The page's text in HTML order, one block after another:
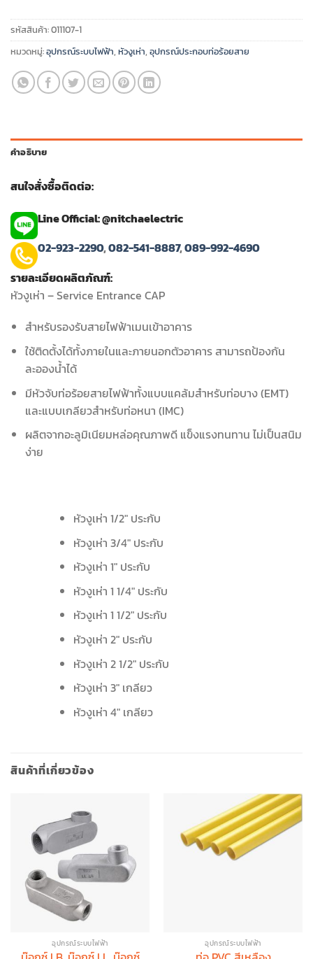
รหัสสินค้า:011107-1
หมวดหมู่:อุปกรณ์ระบบไฟฟ้า, หัวงูเห่า, อุปกรณ์ประกอบท่อร้อยสาย
คำอธิบาย
สนใจสั่งซื้อติดต่อ:
Line Official: @nitchaelectric
02-923-2290,082-541-8887,089-992-4690
รายละเอียดผลิตภัณฑ์:
หัวงูเห่า – Service Entrance CAP
สำหรับรองรับสายไฟฟ้าเมนเข้าอาคาร
ใช้ติดตั้งได้ทั้งภายในและภายนอกตัวอาคาร สามารถป้องกัน
ละอองน้ำได้
มีหัวจับท่อร้อยสายไฟฟ้าทั้งแบบแคล้มสำหรับท่อบาง (EMT)
และแบบเกลียวสำหรับท่อหนา (IMC)
ผลิตจากอะลูมิเนียมหล่อคุณภาพดี แข็งแรงทนทาน ไม่เป็นสนิม
ง่าย
หัวงูเห่า 1/2″ ประกับ
หัวงูเห่า 3/4″ ประกับ
หัวงูเห่า 1″ ประกับ
หัวงูเห่า 1 1/4″ ประกับ
หัวงูเห่า 1 1/2″ ประกับ
หัวงูเห่า 2″ ประกับ
หัวงูเห่า 2 1/2″ ประกับ
หัวงูเห่า 3″ เกลียว
หัวงูเห่า 4″ เกลียว
สินค้าที่เกี่ยวข้อง
อุปกรณ์ระบบไฟฟ้า อุปกรณ์ระบบไฟฟ้า